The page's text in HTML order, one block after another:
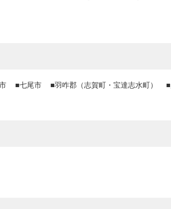
七尾市 羽咋郡（志賀町・宝達志水町）